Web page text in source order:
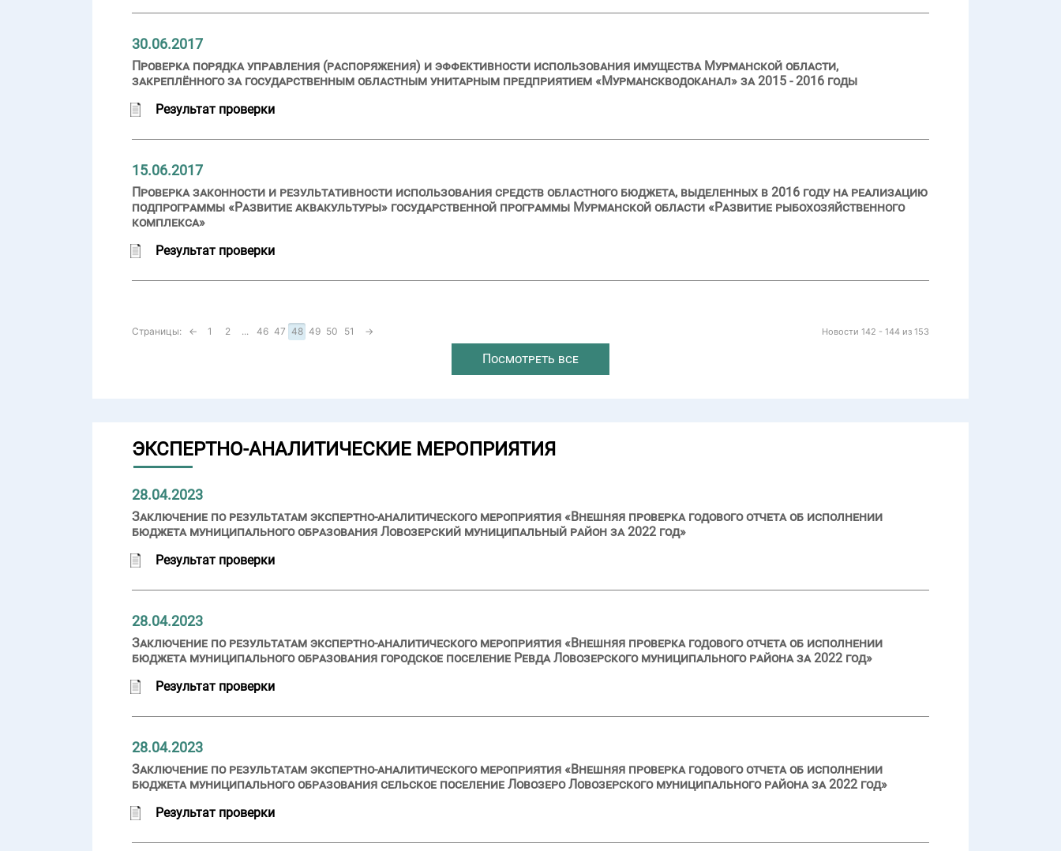
30.06.2017
Проверка порядка управления (распоряжения) и эффективности использования имущества Мурманской области,
закреплённого за государственным областным унитарным предприятием «Мурманскводоканал» за 2015 - 2016 годы
Результат проверки
15.06.2017
Проверка законности и результативности использования средств областного бюджета, выделенных в 2016 году на реализацию
подпрограммы «Развитие аквакультуры» государственной программы Мурманской области «Развитие рыбохозяйственного
комплекса»
Результат проверки
Новости 142 - 144 из 153
Страницы: ← 1 2 ... 46 47 48 49 50 51 →
Посмотреть все
ЭКСПЕРТНО-АНАЛИТИЧЕСКИЕ МЕРОПРИЯТИЯ
28.04.2023
Заключение по результатам экспертно-аналитического мероприятия «Внешняя проверка годового отчета об исполнении
бюджета муниципального образования Ловозерский муниципальный район за 2022 год»
Результат проверки
28.04.2023
Заключение по результатам экспертно-аналитического мероприятия «Внешняя проверка годового отчета об исполнении
бюджета муниципального образования городское поселение Ревда Ловозерского муниципального района за 2022 год»
Результат проверки
28.04.2023
Заключение по результатам экспертно-аналитического мероприятия «Внешняя проверка годового отчета об исполнении
бюджета муниципального образования сельское поселение Ловозеро Ловозерского муниципального района за 2022 год»
Результат проверки